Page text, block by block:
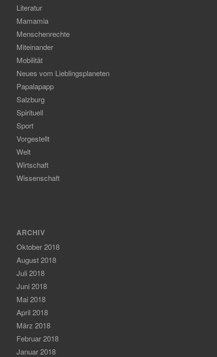
Literatur
Mamamia
Menschenrechte
Miteinander
Mobilität
Neues vom Lieblingsplaneten
Papalapapp
Salzburg
Spirituell
Sport
Vorgestellt
Welt
Wirtschaft
Wissenschaft
ARCHIV
Oktober 2018
August 2018
Juli 2018
Juni 2018
Mai 2018
April 2018
März 2018
Februar 2018
Januar 2018